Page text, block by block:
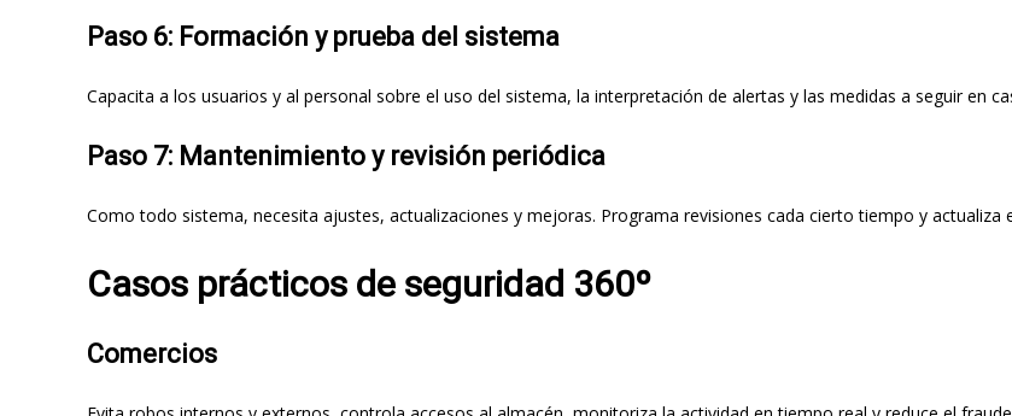
Paso 6: Formación y prueba del sistema
Capacita a los usuarios y al personal sobre el uso del sistema, la interpretación de alertas y las medidas a seguir en
Paso 7: Mantenimiento y revisión periódica
Como todo sistema, necesita ajustes, actualizaciones y mejoras. Programa revisiones cada cierto tiempo y actualiza
Casos prácticos de seguridad 360º
Comercios